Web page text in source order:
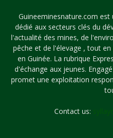
Guineeminesnature.com
dédié aux secteurs clés du
l'actualité des mines, de
pêche et de l'élevage , tout
en Guinée. La rubrique
d'échange aux jeunes.
promet une exploitation
Contact us: